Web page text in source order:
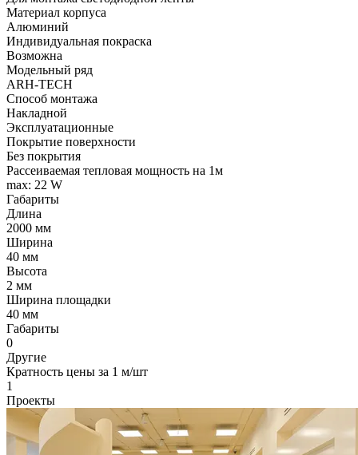
Материал корпуса
Алюминий
Индивидуальная покраска
Возможна
Модельный ряд
ARH-TECH
Способ монтажа
Накладной
Эксплуатационные
Покрытие поверхности
Без покрытия
Рассеиваемая тепловая мощность на 1м
max: 22 W
Габариты
Длина
2000 мм
Ширина
40 мм
Высота
2 мм
Ширина площадки
40 мм
Габариты
0
Другие
Кратность цены за 1 м/шт
1
Проекты